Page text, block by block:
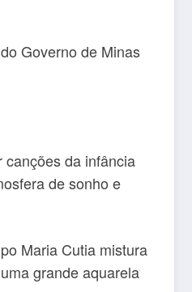
Governo de Minas
canções da infância
de sonho e
Maria Cutia mistura
grande aquarela